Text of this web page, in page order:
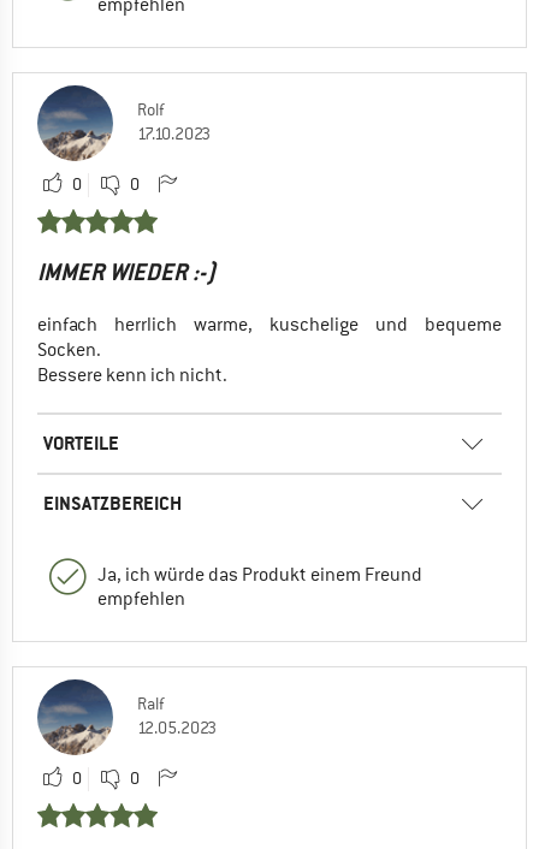
Rolf
17.10.2023
0 0
IMMER WIEDER :-)
einfach herrlich warme, kuschelige und bequeme
Socken.
Bessere kenn ich nicht.
VORTEILE
EINSATZBEREICH
Ja, ich würde das Produkt einem Freund
empfehlen
Ralf
12.05.2023
0 0